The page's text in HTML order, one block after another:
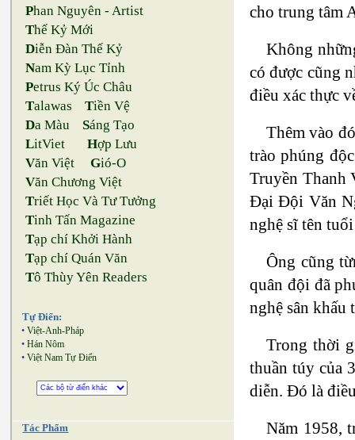
Phan Nguyên - Artist
Thế Kỷ Mới
Diễn Đàn Thế Kỷ
Nam Kỳ Lục Tỉnh
Petrus Ký Úc Châu
Talawas Tiền Vệ
Da Màu Sáng Tạo
LitViet Hợp Lưu
Văn Việt Gió-O
Văn Chương Việt
Triết Học Và Tư Tưởng
Tinh Tấn Magazine
Tạp chí Khởi Hành
Tạp chí Quán Văn
Tô Thùy Yên Readers
Tự Điển:
• Việt-Anh-Pháp
• Hán Nôm
• Việt Nam Tự Điển
Tác Phẩm
cho trung tâm
Không
có được cũng
điều xác thực
Thêm vào
trào phúng
Truyền Thanh
Đại Đội Văn
nghệ sĩ tên
Ông cũng
quân đội đã
nghệ sân
Trong thời
thuần túy của
diễn. Đó là
Năm 1958,